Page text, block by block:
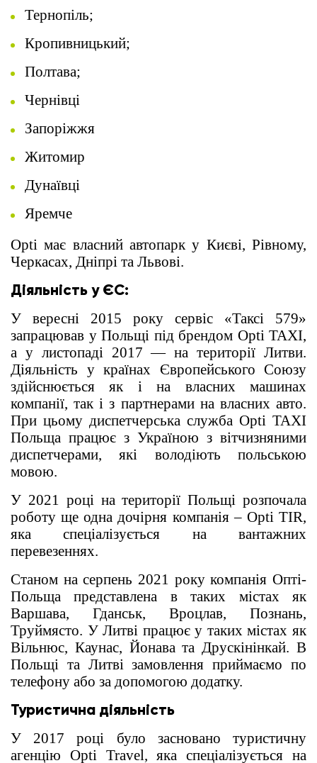
Тернопіль;
Кропивницький;
Полтава;
Чернівці
Запоріжжя
Житомир
Дунаївці
Яремче
Opti має власний автопарк у Києві, Рівному,
Черкасах, Дніпрі та Львові.
Діяльність у ЄС:
У вересні 2015 року сервіс «Таксі 579»
запрацював у Польщі під брендом Opti TAXI,
а у листопаді 2017 — на території Литви.
Діяльність у країнах Європейського Союзу
здійснюється як і на власних машинах
компанії, так і з партнерами на власних авто.
При цьому диспетчерська служба Opti TAXI
Польща працює з Україною з вітчизняними
диспетчерами, які володіють польською
мовою.
У 2021 році на території Польщі розпочала
роботу ще одна дочірня компанія – Opti TIR,
яка спеціалізується на вантажних
перевезеннях.
Станом на серпень 2021 року компанія Опті-
Польща представлена ​​в таких містах як
Варшава, Гданськ, Вроцлав, Познань,
Труймясто. У Литві працює у таких містах як
Вільнюс, Каунас, Йонава та Друскінінкай. В
Польщі та Литві замовлення приймаємо по
телефону або за допомогою додатку.
Туристична діяльність
У 2017 році було засновано туристичну
агенцію Opti Travel, яка спеціалізується на